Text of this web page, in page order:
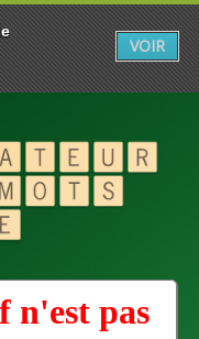
n'est pas
VOIR